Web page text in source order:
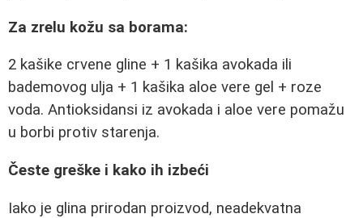
Za zrelu kožu sa borama:
2 kašike crvene gline + 1 kašika avokada ili
bademovog ulja + 1 kašika aloe vere gel + roze
voda. Antioksidansi iz avokada i aloe vere pomažu
u borbi protiv starenja.
Česte greške i kako ih izbeći
Iako je glina prirodan proizvod, neadekvatna